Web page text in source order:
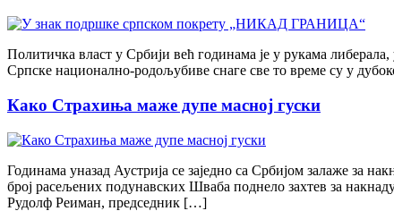
Политичка власт у Србији већ годинама је у рукама
Српске национално-родољубиве снаге све то време су у
Како Страхиња маже дупе масној гуски
Годинама уназад Аустрија се заједно са Србијом залаже за
број расељених подунавских Шваба поднело захтев за
Рудолф Реиман, председник […]